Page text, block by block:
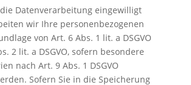
Datenverarbeitung eingewilligt
wir Ihre personenbezogenen
von Art. 6 Abs. 1 lit. a DSGVO
2 lit. a DSGVO, sofern besondere
nach Art. 9 Abs. 1 DSGVO
Sofern Sie in die Speicherung